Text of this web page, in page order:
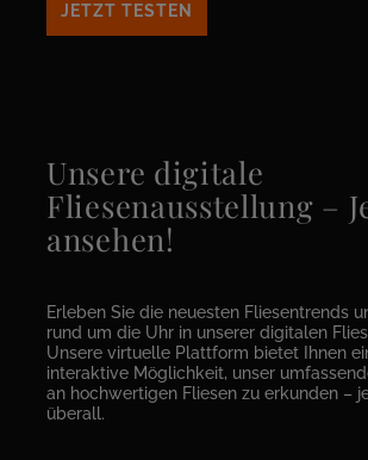
JETZT TESTEN
Unsere digitale
Fliesenausstellung –
ansehen!
Erleben Sie die neuesten Fliesentrends
rund um die Uhr in unserer digitalen
Unsere virtuelle Plattform bietet Ihnen
interaktive Möglichkeit, unser
an hochwertigen Fliesen zu erkunden –
überall.